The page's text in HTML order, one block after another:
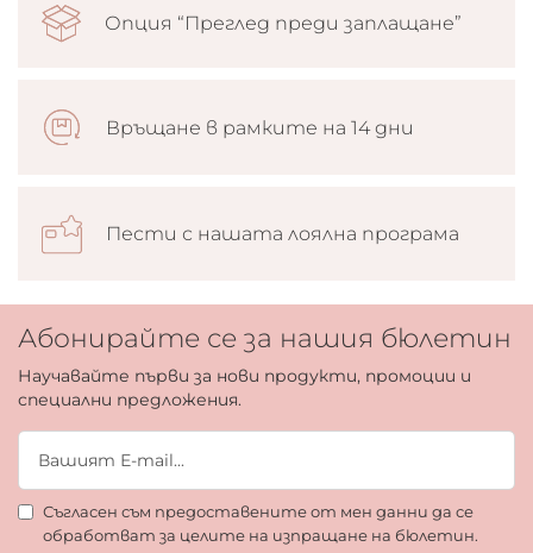
Опция “Преглед преди заплащане”
Връщане в рамките на 14 дни
Пести с нашата лоялна програма
Абонирайте се за нашия бюлетин
Научавайте първи за нови продукти, промоции и
специални предложения.
Съгласен съм предоставените от мен данни да се
обработват за целите на изпращане на бюлетин.